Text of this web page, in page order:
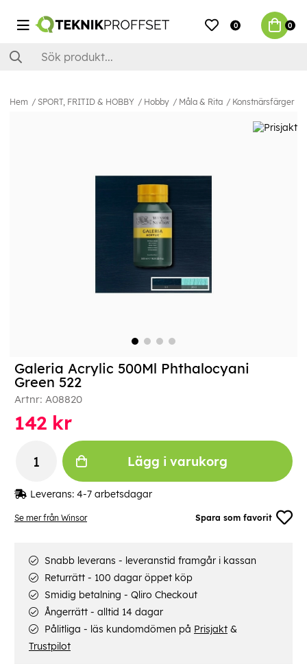
0 0
Hem SPORT, FRITID & HOBBY Hobby Måla & Rita Konstnärsfärger
Se mer från Winsor Spara som favorit
Galeria Acrylic 500Ml Phthalocyani
Green 522
Artnr: A08820
142 kr
Lägg i varukorg
Leverans: 4-7 arbetsdagar
Snabb leverans - leveranstid framgår i kassan
Returrätt - 100 dagar öppet köp
Smidig betalning - Qliro Checkout
Ångerrätt - alltid 14 dagar
Pålitliga - läs kundomdömen på Prisjakt &
Trustpilot